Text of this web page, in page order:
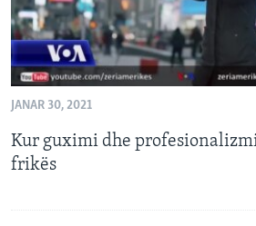
JANAR 30, 2021
Kur guximi dhe
frikës